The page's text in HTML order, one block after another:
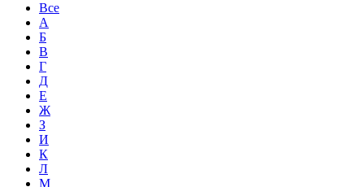
Все
А
Б
В
Г
Д
Е
Ж
З
И
К
Л
М